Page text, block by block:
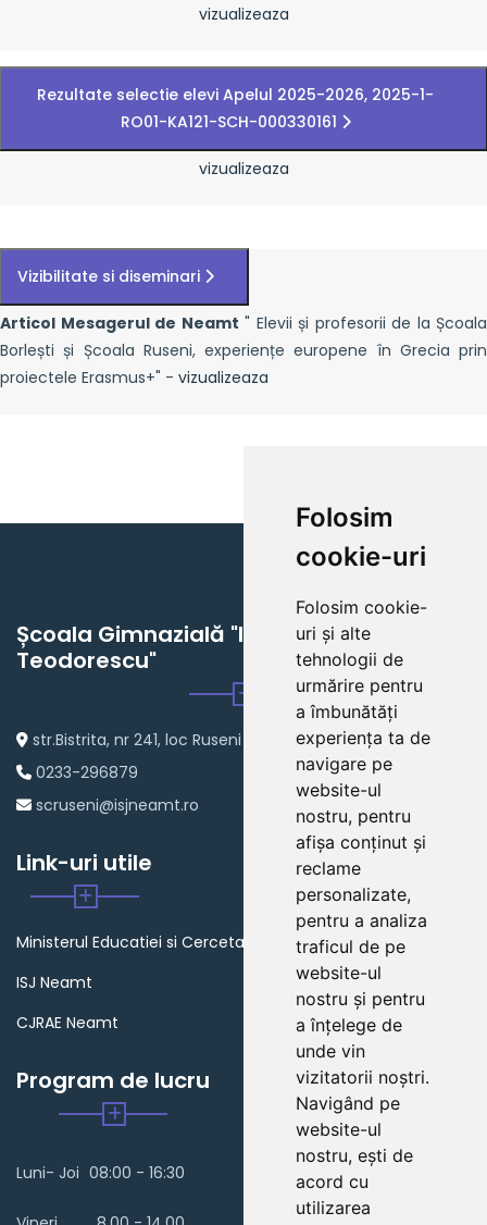
Folosim
cookie-uri
Folosim cookie-
uri și alte
tehnologii de
urmărire pentru
a îmbunătăți
experiența ta de
navigare pe
website-ul
nostru, pentru
afișa conținut și
reclame
personalizate,
pentru a analiza
traficul de pe
website-ul
nostru și pentru
a înțelege de
unde vin
vizitatorii noștri.
Navigând pe
website-ul
nostru, ești de
acord cu
utilizarea
vizualizeaza
Rezultate selectie elevi Apelul 2025-2026, 2025-1-
RO01-KA121-SCH-000330161
vizualizeaza
Vizibilitate si diseminari
Articol Mesagerul de Neamt " Elevii și profesorii de la Școala
Borlești și Școala Ruseni, experiențe europene în Grecia prin
proiectele Erasmus+" - vizualizeaza
Școala Gimnazială "Ioan Grigore
Teodorescu"
str.Bistrita, nr 241, loc Ruseni
0233-296879
scruseni@isjneamt.ro
Link-uri utile
Ministerul Educatiei si Cercetarii
ISJ Neamt
CJRAE Neamt
Program de lucru
Luni- Joi 08:00 - 16:30